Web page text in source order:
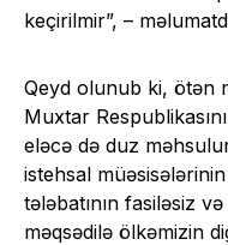
keçirilmir”, –
Qeyd olunub ki, ötən
Muxtar
eləcə də duz
istehsal
tələbatının fasiləsiz
məqsədilə ölkəmizin